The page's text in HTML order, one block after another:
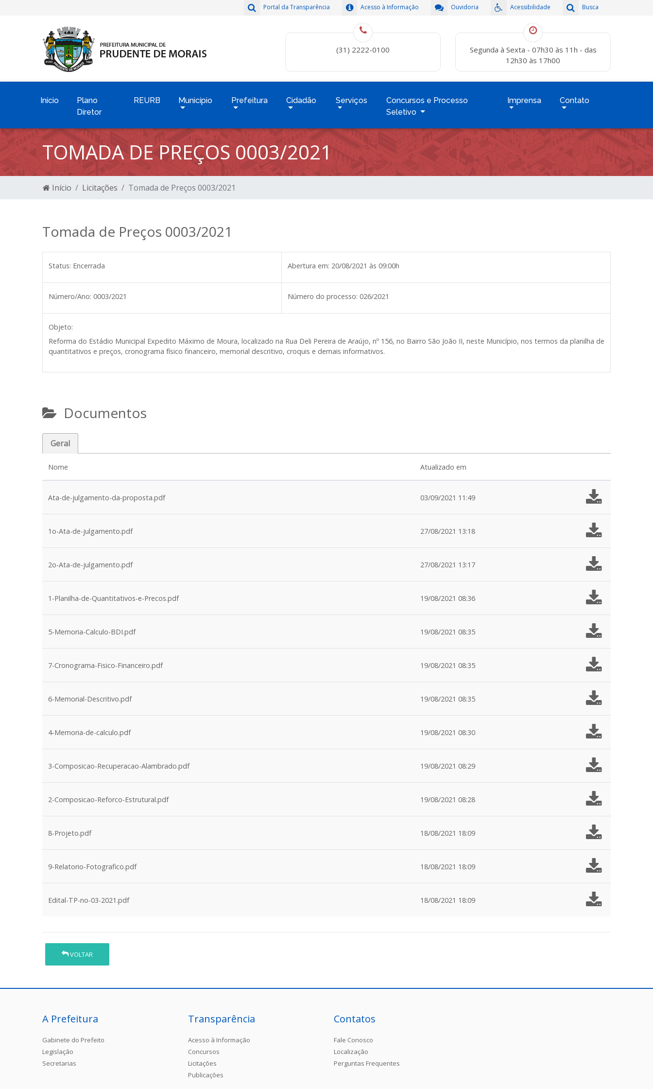
Busca
Acessibilidade
Ouvidoria
Acesso à Informação
Portal da Transparência
(31) 2222-0100
Segunda à Sexta - 07h30 às 11h - das
12h30 às 17h00
Início
Plano
Diretor
REURB Município Prefeitura Cidadão Serviços
Concursos e Processo
Seletivo
Imprensa Contato
TOMADA DE PREÇOS 0003/2021
Início Licitações Tomada de Preços 0003/2021
Tomada de Preços 0003/2021
Status: Encerrada Abertura em: 20/08/2021 às 09:00h
Número/Ano: 0003/2021 Número do processo: 026/2021
Objeto:
Reforma do Estádio Municipal Expedito Máximo de Moura, localizado na Rua Deli Pereira de Araújo, nº 156, no Bairro São João II, neste Município, nos termos da planilha de
quantitativos e preços, cronograma físico financeiro, memorial descritivo, croquis e demais informativos.
Documentos
Geral
Nome Atualizado em
Ata-de-julgamento-da-proposta.pdf 03/09/2021 11:49
1o-Ata-de-julgamento.pdf 27/08/2021 13:18
2o-Ata-de-julgamento.pdf 27/08/2021 13:17
1-Planilha-de-Quantitativos-e-Precos.pdf 19/08/2021 08:36
5-Memoria-Calculo-BDI.pdf 19/08/2021 08:35
7-Cronograma-Fisico-Financeiro.pdf 19/08/2021 08:35
6-Memorial-Descritivo.pdf 19/08/2021 08:35
4-Memoria-de-calculo.pdf 19/08/2021 08:30
3-Composicao-Recuperacao-Alambrado.pdf 19/08/2021 08:29
2-Composicao-Reforco-Estrutural.pdf 19/08/2021 08:28
8-Projeto.pdf 18/08/2021 18:09
9-Relatorio-Fotografico.pdf 18/08/2021 18:09
Edital-TP-no-03-2021.pdf 18/08/2021 18:09
VOLTAR
A Prefeitura
Gabinete do Prefeito
Legislação
Secretarias
Transparência
Acesso à Informação
Concursos
Licitações
Publicações
Contatos
Fale Conosco
Localização
Perguntas Frequentes